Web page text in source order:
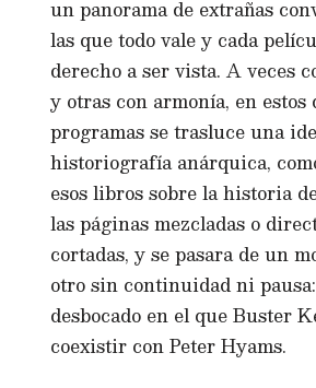
un panorama de extrañas
las que todo vale y cada
derecho a ser vista. A veces
y otras con armonía, en estos
programas se trasluce una
historiografía anárquica,
esos libros sobre la historia
las páginas mezcladas o
cortadas, y se pasara de un
otro sin continuidad ni
desbocado en el que Buster
coexistir con Peter Hyams.